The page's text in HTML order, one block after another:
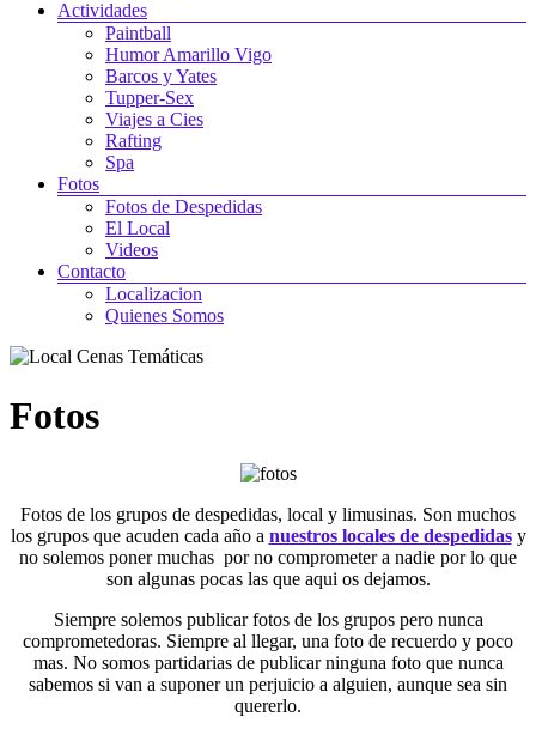
Actividades
Paintball
Humor Amarillo Vigo
Barcos y Yates
Tupper-Sex
Viajes a Cies
Rafting
Spa
Fotos
Fotos de Despedidas
El Local
Videos
Contacto
Localizacion
Quienes Somos
Fotos
Fotos de los grupos de despedidas, local y limusinas. Son muchos
los grupos que acuden cada año a nuestros locales de despedidasy
no solemos poner muchas por no comprometer a nadie por lo que
son algunas pocas las que aqui os dejamos.
Siempre solemos publicar fotos de los grupos pero nunca
comprometedoras. Siempre al llegar, una foto de recuerdo y poco
mas. No somos partidarias de publicar ninguna foto que nunca
sabemos si van a suponer un perjuicio a alguien, aunque sea sin
quererlo.